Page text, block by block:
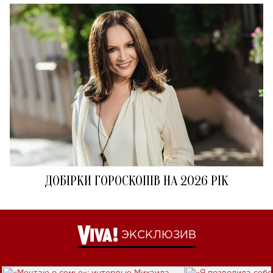
ДОБІРКИ ГОРОСКОПІВ НА 2026 РІК
ЭКСКЛЮЗИВ